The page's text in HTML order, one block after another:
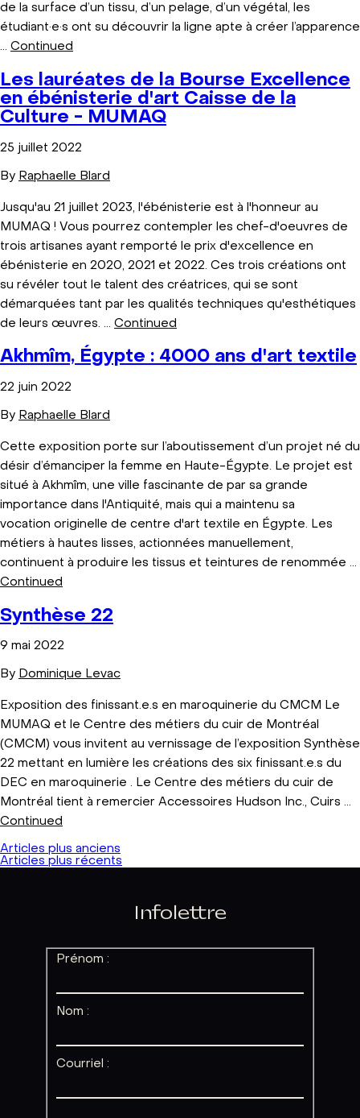
de la surface d’un tissu, d’un pelage, d’un végétal, les
étudiant·e·s ont su découvrir la ligne apte à créer l’apparence
… Continued
Les lauréates de la Bourse Excellence
en ébénisterie d'art Caisse de la
Culture - MUMAQ
25 juillet 2022
By Raphaelle Blard
Jusqu'au 21 juillet 2023, l'ébénisterie est à l'honneur au
MUMAQ ! Vous pourrez contempler les chef-d'oeuvres de
trois artisanes ayant remporté le prix d'excellence en
ébénisterie en 2020, 2021 et 2022. Ces trois créations ont
su révéler tout le talent des créatrices, qui se sont
démarquées tant par les qualités techniques qu'esthétiques
de leurs œuvres. … Continued
Akhmîm, Égypte : 4000 ans d'art textile
22 juin 2022
By Raphaelle Blard
Cette exposition porte sur l’aboutissement d’un projet né du
désir d’émanciper la femme en Haute-Égypte. Le projet est
situé à Akhmîm, une ville fascinante de par sa grande
importance dans l'Antiquité, mais qui a maintenu sa
vocation originelle de centre d'art textile en Égypte. Les
métiers à hautes lisses, actionnées manuellement,
continuent à produire les tissus et teintures de renommée …
Continued
Synthèse 22
9 mai 2022
By Dominique Levac
Exposition des finissant.e.s en maroquinerie du CMCM Le
MUMAQ et le Centre des métiers du cuir de Montréal
(CMCM) vous invitent au vernissage de l’exposition Synthèse
22 mettant en lumière les créations des six finissant.e.s du
DEC en maroquinerie . Le Centre des métiers du cuir de
Montréal tient à remercier Accessoires Hudson Inc., Cuirs …
Continued
Navigation
des
Articles plus anciens
Articles plus récents
Infolettre
Prénom :
Nom :
Courriel :